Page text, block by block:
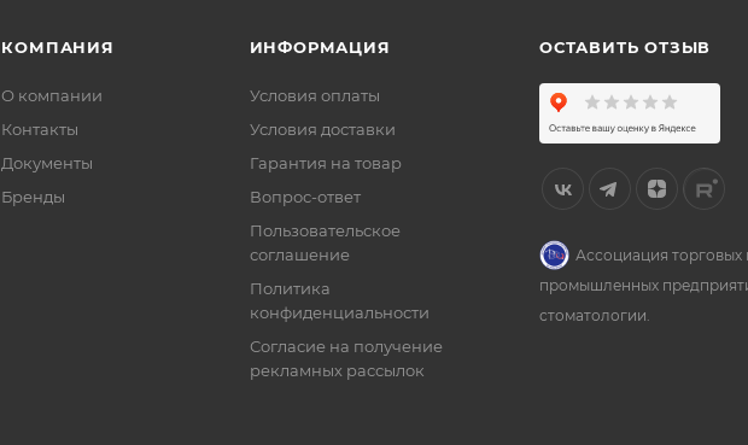
КОМПАНИЯ
О компании
Контакты
Документы
Бренды
ИНФОРМАЦИЯ
Условия оплаты
Условия доставки
Гарантия на товар
Вопрос-ответ
Пользовательское
соглашение
Политика
конфиденциальности
Согласие на получение
рекламных рассылок
ОСТАВИТЬ ОТЗЫВ
Ассоциация торговых
промышленных
стоматологии.